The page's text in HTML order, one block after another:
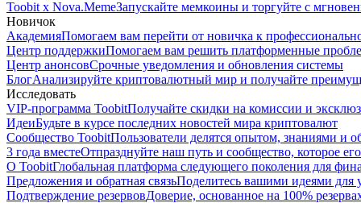
Toobit x Nova.MemeЗапускайте мемкоины и торгуйте с
Новичок
АкадемияПомогаем вам перейти от новичка к
Центр поддержкиПомогаем вам решить платформенные
Центр анонсовСрочные уведомления и обновления системы
БлогАнализируйте криптовалютный мир и получайте
Исследовать
VIP-программа ToobitПолучайте скидки на комиссии и
ИдеиБудьте в курсе последних новостей мира криптовалют
Сообщество ToobitПользователи делятся опытом, знаниями и
3 года вместеОтпразднуйте наш путь и сообщество, которое
О ToobitГлобальная платформа следующего поколения для
Предложения и обратная связьПоделитесь вашими идеями для
Подтверждение резервовДоверие, основанное на 100%